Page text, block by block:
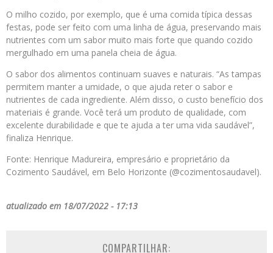
O milho cozido, por exemplo, que é uma comida típica dessas
festas, pode ser feito com uma linha de água, preservando mais
nutrientes com um sabor muito mais forte que quando cozido
mergulhado em uma panela cheia de água.
O sabor dos alimentos continuam suaves e naturais. “As tampas
permitem manter a umidade, o que ajuda reter o sabor e
nutrientes de cada ingrediente. Além disso, o custo benefício dos
materiais é grande. Você terá um produto de qualidade, com
excelente durabilidade e que te ajuda a ter uma vida saudável”,
finaliza Henrique.
Fonte: Henrique Madureira, empresário e proprietário da
Cozimento Saudável, em Belo Horizonte (@cozimentosaudavel).
atualizado em 18/07/2022 - 17:13
COMPARTILHAR: